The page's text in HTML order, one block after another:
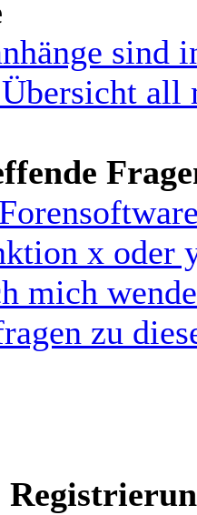
sind
all
x oder
mich
zu